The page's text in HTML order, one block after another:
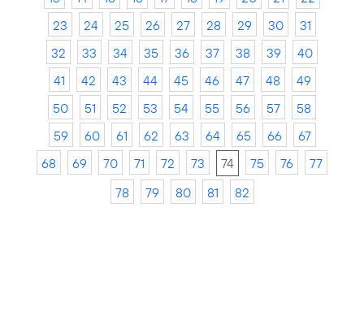
23
24 25 26 27 28 29 30
31
32
33 34 35 36 37 38 39
40
41
42 43 44 45 46 47 48
49
50
51 52 53 54 55 56 57
58
59
60 61 62 63 64 65 66
67
68
69 70 71 72 73 74 75 76
77
78
79 80 81 82